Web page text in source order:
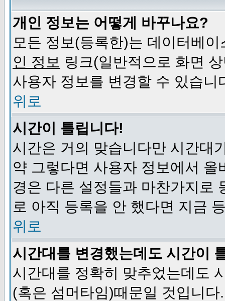
개인 정보는 어떻게 바꾸나요?
모든 정보(등록한)는 데이터베
인 정보 링크(일반적으로 화면
사용자 정보를 변경할 수 있습니
위로
시간이 틀립니다!
시간은 거의 맞습니다만 시간대
약 그렇다면 사용자 정보에서
경은 다른 설정들과 마찬가지로
로 아직 등록을 안 했다면 지금
위로
시간대를 변경했는데도 시간이
시간대를 정확히 맞추었는데도
(혹은 섬머타임)때문일 것입니